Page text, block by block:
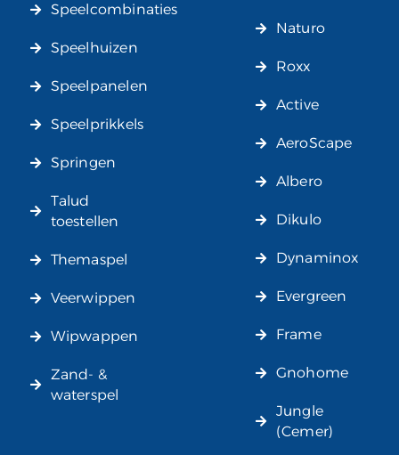
Speelcombinaties
Speelhuizen
Speelpanelen
Speelprikkels
Springen
Talud
toestellen
Themaspel
Veerwippen
Wipwappen
Zand- &
waterspel
Naturo
Roxx
Active
AeroScape
Albero
Dikulo
Dynaminox
Evergreen
Frame
Gnohome
Jungle
(Cemer)